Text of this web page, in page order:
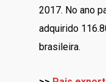
2017. No ano
adquirido
brasileira.